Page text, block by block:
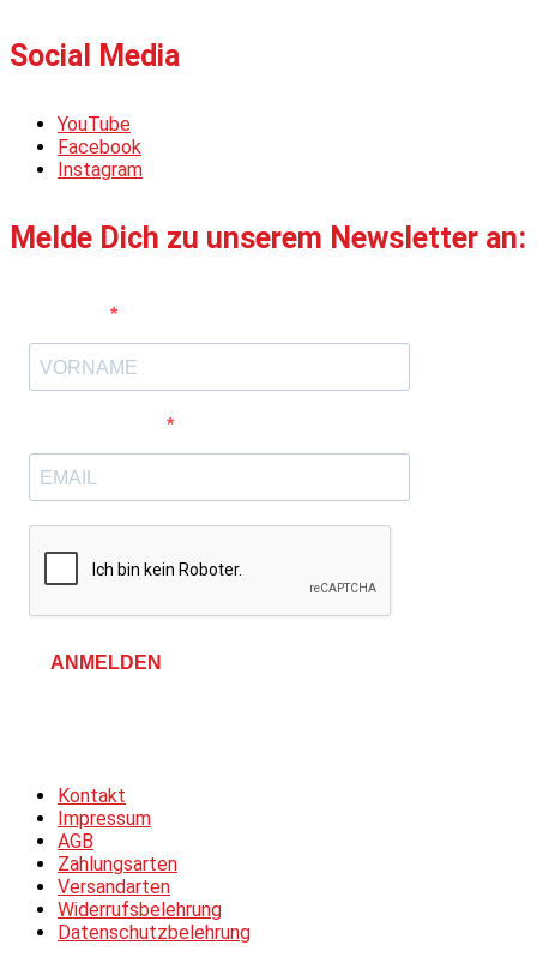
Social Media
YouTube
Facebook
Instagram
Melde Dich zu unserem Newsletter an:
ANMELDEN
Kontakt
Impressum
AGB
Zahlungsarten
Versandarten
Widerrufsbelehrung
Datenschutzbelehrung